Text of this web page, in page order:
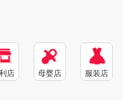
店 母婴店 服装店